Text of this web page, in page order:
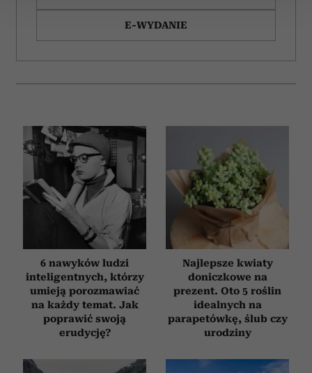
korzystasz z naszej witryny, udostępniamy partnerom
otrzymanymi od Ciebie lub uzyskanymi podczas
korzystania z ich usług.
E-WYDANIE
6 nawyków ludzi
inteligentnych, którzy
umieją porozmawiać
na każdy temat. Jak
poprawić swoją
erudycję?
Najlepsze kwiaty
doniczkowe na
prezent. Oto 5 roślin
idealnych na
parapetówkę, ślub czy
urodziny